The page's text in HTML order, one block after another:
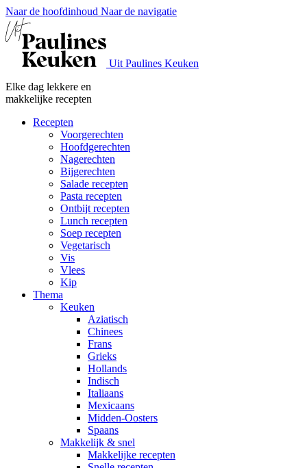
Naar de hoofdinhoud Naar de navigatie
Uit Paulines Keuken
Elke dag lekkere en
makkelijke recepten
Recepten
Voorgerechten
Hoofdgerechten
Nagerechten
Bijgerechten
Salade recepten
Pasta recepten
Ontbijt recepten
Lunch recepten
Soep recepten
Vegetarisch
Vis
Vlees
Kip
Thema
Keuken
Aziatisch
Chinees
Frans
Grieks
Hollands
Indisch
Italiaans
Mexicaans
Midden-Oosters
Spaans
Makkelijk & snel
Makkelijke recepten